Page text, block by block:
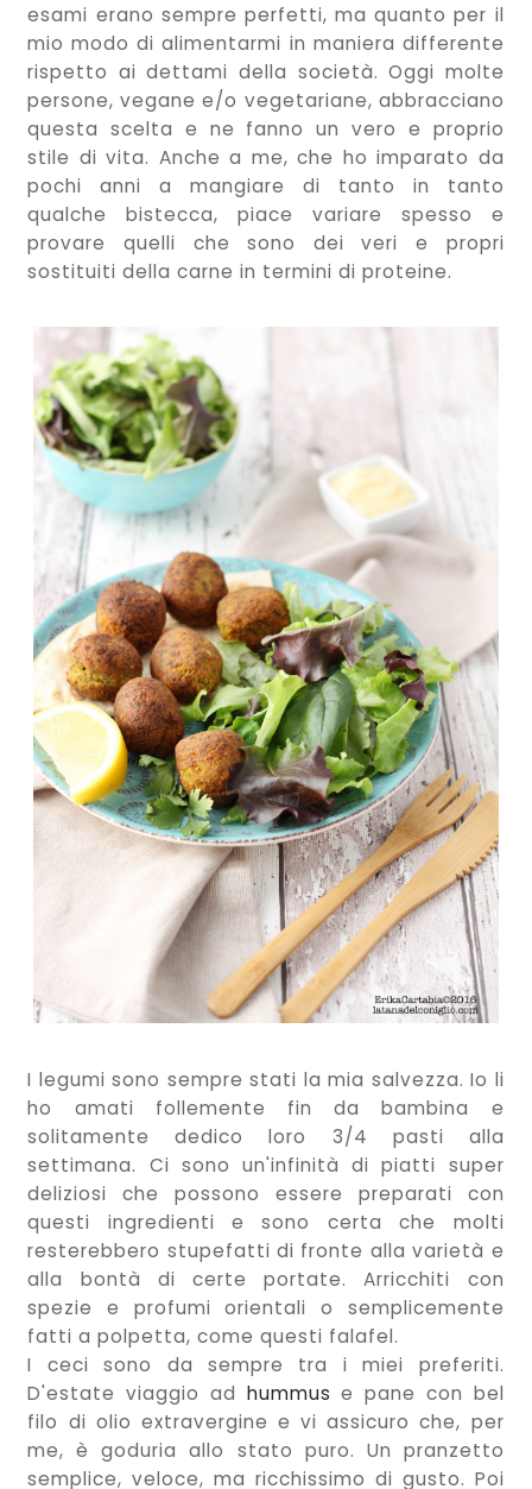
esami erano sempre perfetti, ma quanto per il
mio modo di alimentarmi in maniera differente
rispetto ai dettami della società. Oggi molte
persone, vegane e/o vegetariane, abbracciano
questa scelta e ne fanno un vero e proprio
stile di vita. Anche a me, che ho imparato da
pochi anni a mangiare di tanto in tanto
qualche bistecca, piace variare spesso e
provare quelli che sono dei veri e propri
sostituiti della carne in termini di proteine.
I legumi sono sempre stati la mia salvezza. Io li
ho amati follemente fin da bambina e
solitamente dedico loro 3/4 pasti alla
settimana. Ci sono un'infinità di piatti super
deliziosi che possono essere preparati con
questi ingredienti e sono certa che molti
resterebbero stupefatti di fronte alla varietà e
alla bontà di certe portate. Arricchiti con
spezie e profumi orientali o semplicemente
fatti a polpetta, come questi falafel.
I ceci sono da sempre tra i miei preferiti.
D'estate viaggio ad hummus e pane con bel
filo di olio extravergine e vi assicuro che, per
me, è goduria allo stato puro. Un pranzetto
semplice, veloce, ma ricchissimo di gusto. Poi